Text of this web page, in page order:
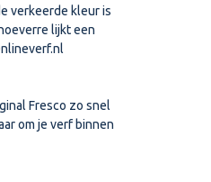
verkeerde kleur is
lijkt een
Fresco zo snel
om je verf binnen